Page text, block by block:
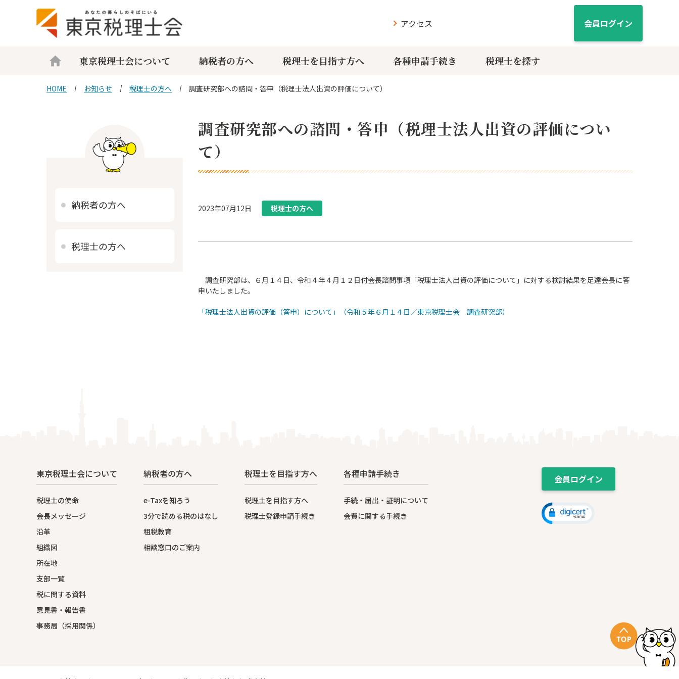
アクセス 会員ログイン
東京税理士会について 納税者の方へ 税理士を目指す方へ 各種申請手続き 税理士を探す
HOME お知らせ 税理士の方へ 調査研究部への諮問・答申（税理士法人出資の評価について）
納税者の方へ
税理士の方へ
調査研究部への諮問・答申（税理士法人出資の評価につい
て）
2023年07月12日 税理士の方へ
調査研究部は、６月１４日、令和４年４月１２日付会長諮問事項「税理士法人出資の評価について」に対する検討結果を足達会長に答
申いたしました。
「税理士法人出資の評価（答申）について」（令和５年６月１４日／東京税理士会 調査研究部）
東京税理士会について
税理士の使命
会長メッセージ
沿革
組織図
所在地
支部一覧
税に関する資料
意見書・報告書
事務局（採用関係）
納税者の方へ
e-Taxを知ろう
3分で読める税のはなし
租税教育
相談窓口のご案内
税理士を目指す方へ
税理士を目指す方へ
税理士登録申請手続き
各種申請手続き
手続・届出・証明について
会費に関する手続き
会員ログイン